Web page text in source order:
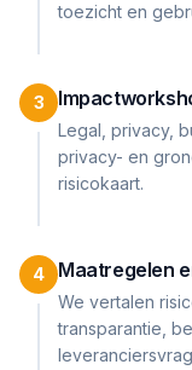
toezicht en
3
Legal, privacy,
privacy- en
risicokaart.
4 Maatregelen
We vertalen
transparantie,